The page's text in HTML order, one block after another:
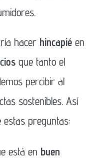
hacer hincapié en
que tanto el
percibir al
sostenibles. Así
preguntas:
está en buen